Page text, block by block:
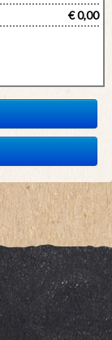
€ 0,00